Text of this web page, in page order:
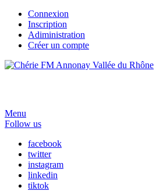
Connexion
Inscription
Adiministration
Créer un compte
Menu
Follow us
facebook
twitter
instagram
linkedin
tiktok